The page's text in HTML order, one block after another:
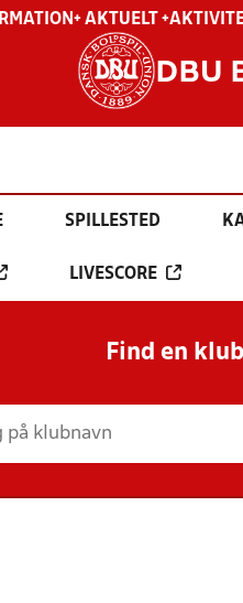
+ AKTUELT +
DBU
SPILLESTED
LIVESCORE
Find en